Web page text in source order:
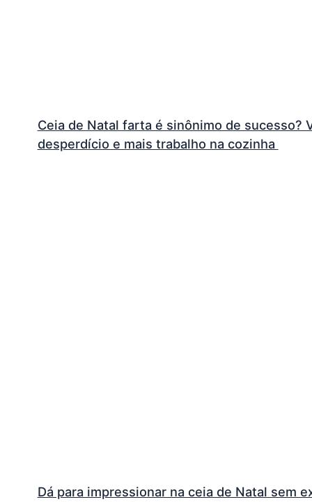
Ceia de Natal farta é sinônimo de sucesso?
desperdício e mais trabalho na cozinha
Dá para impressionar na ceia de Natal sem